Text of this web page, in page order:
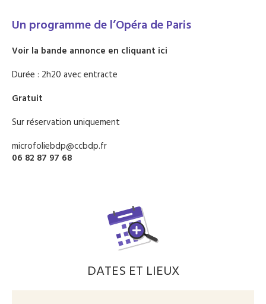
Un programme de l’Opéra de Paris
Voir la bande annonce en cliquant ici
Durée : 2h20 avec entracte
Gratuit
Sur réservation uniquement
microfoliebdp@ccbdp.fr
06 82 87 97 68
DATES ET LIEUX